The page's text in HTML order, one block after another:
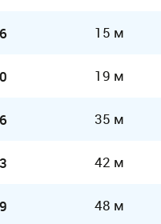
15 м
19 м
35 м
42 м
48 м